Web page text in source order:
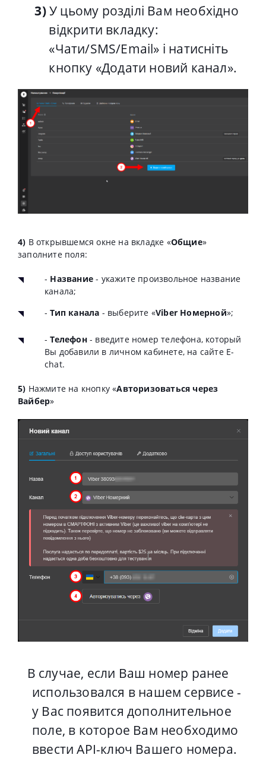
3)У цьому розділі Вам необхідно
відкрити вкладку:
«Чати/SMS/Email» і натисніть
кнопку «Додати новий канал».
4) В открывшемся окне на вкладке «Общие»
заполните поля:
- Название- укажите произвольное название
канала;
-Тип канала - выберите «Viber Номерной»;
-Телефон- введите номер телефона, который
Вы добавили в личном кабинете, на сайте E-
chat.
5) Нажмите на кнопку «Авторизоваться через
Вайбер»
В случае, если Ваш номер ранее
использовался в нашем сервисе -
у Вас появится дополнительное
поле, в которое Вам необходимо
ввести API-ключ Вашего номера.